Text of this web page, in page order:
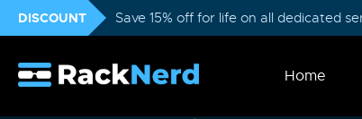
DISCOUNT Save 15% off for life on all dedicated
Home